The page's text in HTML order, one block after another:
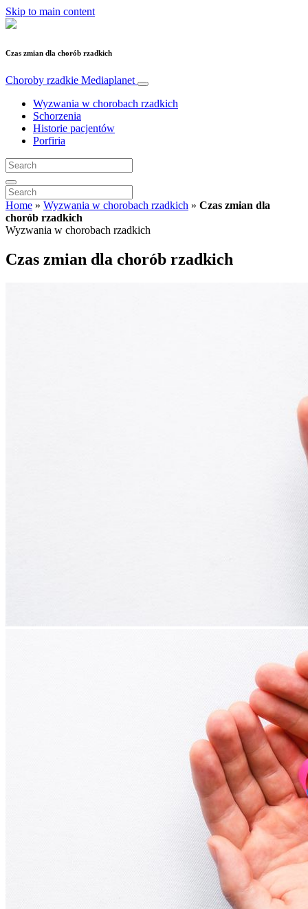
Skip to main content
Czas zmian dla chorób rzadkich
Choroby rzadkie Mediaplanet
Wyzwania w chorobach rzadkich
Schorzenia
Historie pacjentów
Porfiria
Home » Wyzwania w chorobach rzadkich » Czas zmian dla
chorób rzadkich
Wyzwania w chorobach rzadkich
Czas zmian dla chorób rzadkich